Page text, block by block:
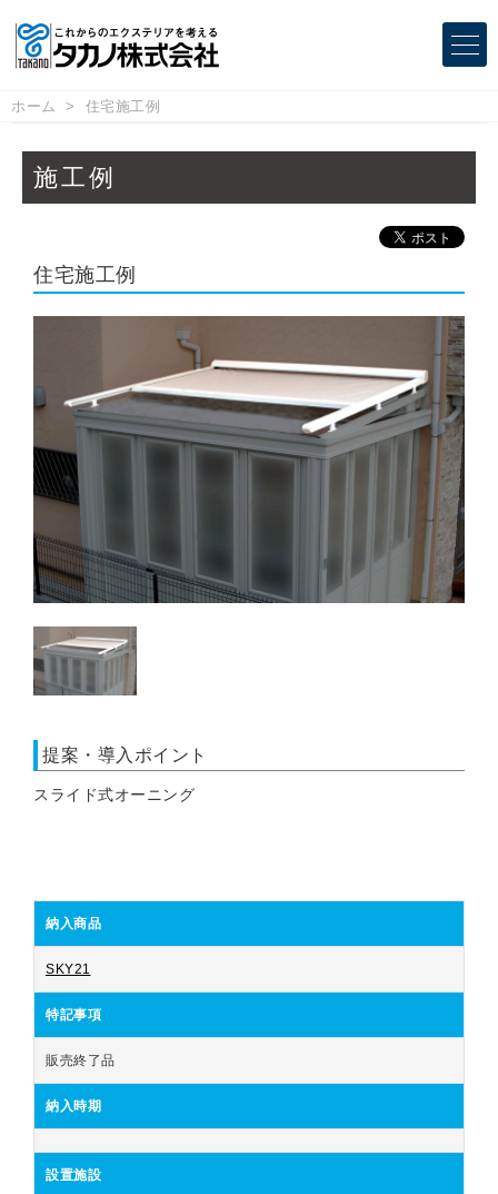
ホーム 住宅施工例
施工例
住宅施工例
提案・導入ポイント
スライド式オーニング
納入商品
SKY21
特記事項
販売終了品
納入時期
設置施設